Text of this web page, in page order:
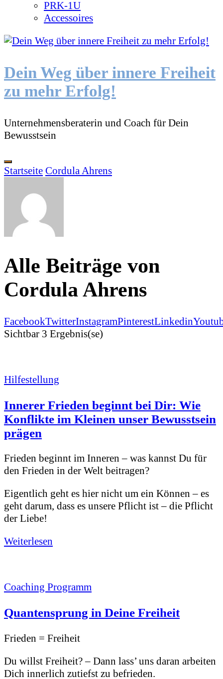
PRK-1U
Accessoires
Dein Weg über innere Freiheit
zu mehr Erfolg!
Unternehmensberaterin und Coach für Dein
Bewusstsein
Startseite Cordula Ahrens
Alle Beiträge von
Cordula Ahrens
FacebookTwitterInstagramPinterestLinkedin
Sichtbar 3 Ergebnis(se)
Hilfestellung
Innerer Frieden beginnt bei Dir: Wie
Konflikte im Kleinen unser Bewusstsein
prägen
Frieden beginnt im Inneren – was kannst Du für
den Frieden in der Welt beitragen?
Eigentlich geht es hier nicht um ein Können – es
geht darum, dass es unsere Pflicht ist – die Pflicht
der Liebe!
Weiterlesen
Coaching Programm
Quantensprung in Deine Freiheit
Frieden = Freiheit
Du willst Freiheit? – Dann lass’ uns daran arbeiten
Dich innerlich zutiefst zu befrieden.